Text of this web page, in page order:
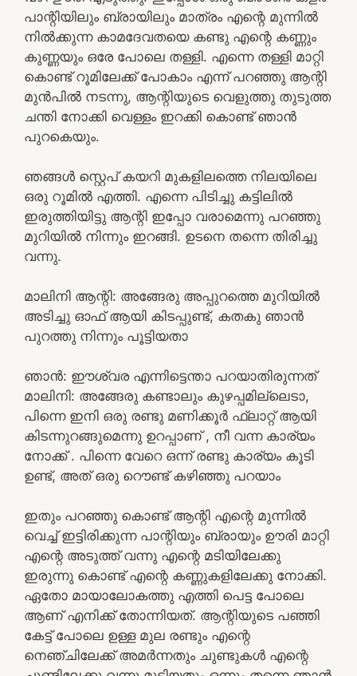
പാന്റിയിലും ബ്രായിലും മാത്രം എന്റെ മുന്നിൽ
നിൽക്കുന്ന കാമദേവതയെ കണ്ടു എന്റെ കണ്ണും
കുണ്ണയും ഒരേ പോലെ തള്ളി. എന്നെ തള്ളി മാറ്റി
കൊണ്ട് റൂമിലേക്ക് പോകാം എന്ന് പറഞ്ഞു ആന്റി
മുൻപിൽ നടന്നു, ആന്റിയുടെ വെളുത്തു തുടുത്ത
ചന്തി നോക്കി വെള്ളം ഇറക്കി കൊണ്ട് ഞാൻ
പുറകെയും.
ഞങ്ങൾ സ്റ്റെപ് കയറി മുകളിലത്തെ നിലയിലെ
ഒരു റൂമിൽ എത്തി. എന്നെ പിടിച്ചു കട്ടിലിൽ
ഇരുത്തിയിട്ടു ആന്റി ഇപ്പോ വരാമെന്നു പറഞ്ഞു
മുറിയിൽ നിന്നും ഇറങ്ങി. ഉടനെ തന്നെ തിരിച്ചു
വന്നു.
മാലിനി ആന്റി: അങ്ങേരു അപ്പുറത്തെ മുറിയിൽ
അടിച്ചു ഓഫ് ആയി കിടപ്പുണ്ട്, കതകു ഞാൻ
പുറത്തു നിന്നും പൂട്ടിയതാ
ഞാൻ: ഈശ്വര എന്നിട്ടെന്താ പറയാതിരുന്നത്
മാലിനി: അങ്ങേരു കണ്ടാലും കുഴപ്പമില്ലെടാ,
പിന്നെ ഇനി ഒരു രണ്ടു മണിക്കൂർ ഫ്ലാറ്റ് ആയി
കിടന്നുറങ്ങുമെന്നു ഉറപ്പാണ് , നീ വന്ന കാര്യം
നോക്ക് . പിന്നെ വേറെ ഒന്ന് രണ്ടു കാര്യം കൂടി
ഉണ്ട്, അത് ഒരു റൌണ്ട് കഴിഞ്ഞു പറയാം
ഇതും പറഞ്ഞു കൊണ്ട് ആന്റി എന്റെ മുന്നിൽ
വെച്ച് ഇട്ടിരിക്കുന്ന പാന്റിയും ബ്രായും ഊരി മാറ്റി
എന്റെ അടുത്ത് വന്നു എന്റെ മടിയിലേക്കു
ഇരുന്നു കൊണ്ട് എന്റെ കണ്ണുകളിലേക്കു നോക്കി.
ഏതോ മായാലോകത്തു എത്തി പെട്ട പോലെ
ആണ് എനിക്ക് തോന്നിയത്. ആന്റിയുടെ പഞ്ഞി
കേട്ട് പോലെ ഉള്ള മുല രണ്ടും എന്റെ
നെഞ്ചിലേക്ക് അമർന്നതും ചുണ്ടുകൾ എന്റെ